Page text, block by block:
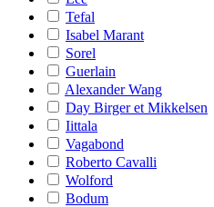
Tefal
Isabel Marant
Sorel
Guerlain
Alexander Wang
Day Birger et Mikkelsen
Iittala
Vagabond
Roberto Cavalli
Wolford
Bodum